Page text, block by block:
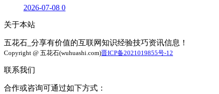
2026-07-08 0
关于本站
五花石_分享有价值的互联网知识经验技巧资讯信息！
Copyright @ 五花石(wuhuashi.com)晋ICP备2021019855号-12
联系我们
合作或咨询可通过如下方式：